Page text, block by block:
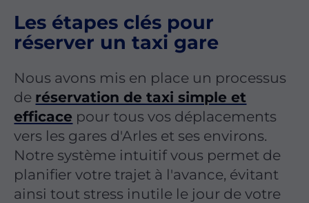
Les étapes clés pour
réserver un taxi gare
Nous avons mis en place un processus
de réservation de taxi simple et
efficace pour tous vos déplacements
vers les gares d'Arles et ses environs.
Notre système intuitif vous permet de
planifier votre trajet à l'avance, évitant
ainsi tout stress inutile le jour de votre